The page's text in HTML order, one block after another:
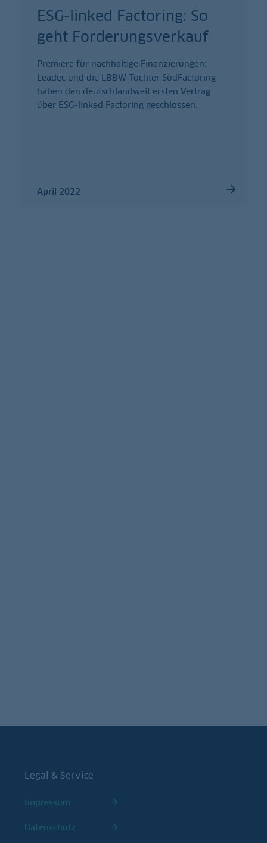
ESG-linked Factoring: So
geht Forderungsverkauf
Premiere für nachhaltige Finanzierungen:
Leadec und die LBBW-Tochter SüdFactoring
haben den deutschlandweit ersten Vertrag
über ESG-linked Factoring geschlossen.
April 2022
Legal & Service
Impressum
Datenschutz